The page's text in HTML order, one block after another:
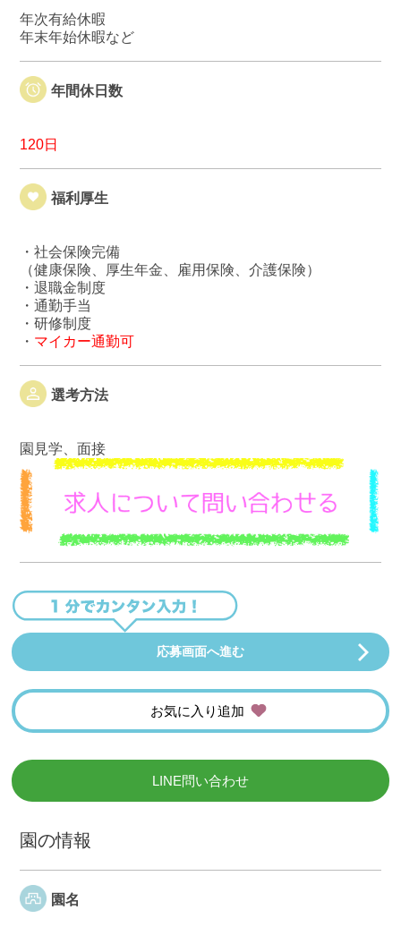
年次有給休暇
年末年始休暇など
年間休日数
120日
福利厚生
・社会保険完備
（健康保険、厚生年金、雇用保険、介護保険）
・退職金制度
・通勤手当
・研修制度
・ マイカー通勤可
選考方法
園見学、面接
応募画面へ進む
お気に入り追加
LINE問い合わせ
園の情報
園名